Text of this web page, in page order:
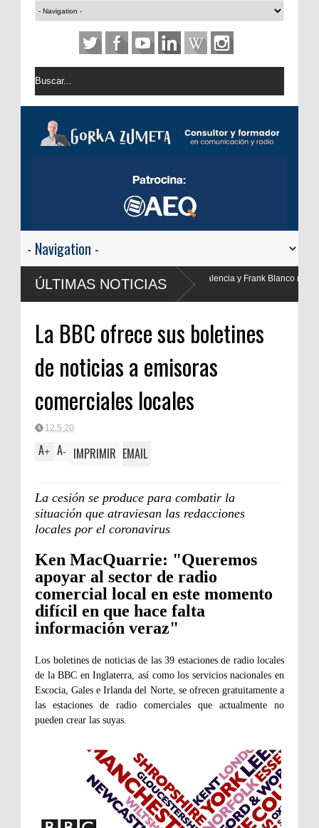
ÚLTIMAS NOTICIAS
y Frank Blanco regresan a
La BBC ofrece sus boletines
de noticias a emisoras
comerciales locales
12.5.20
A+ A- IMPRIMIR EMAIL
La cesión se produce para combatir la
situación que atraviesan las redacciones
locales por el coronavirus
Ken MacQuarrie: "Queremos
apoyar al sector de radio
comercial local en este momento
difícil en que hace falta
información veraz"
Los boletines de noticias de las 39 estaciones de radio locales
de la BBC en Inglaterra, así como los servicios nacionales en
Escocia, Gales e Irlanda del Norte, se ofrecen gratuitamente a
las estaciones de radio comerciales que actualmente no
pueden crear las suyas.